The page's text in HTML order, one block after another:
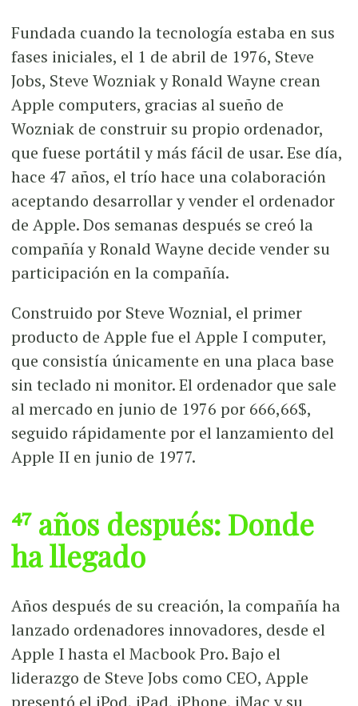
Fundada cuando la tecnología estaba en sus
fases iniciales, el 1 de abril de 1976, Steve
Jobs, Steve Wozniak y Ronald Wayne crean
Apple computers, gracias al sueño de
Wozniak de construir su propio ordenador,
que fuese portátil y más fácil de usar. Ese día,
hace 47 años, el trío hace una colaboración
aceptando desarrollar y vender el ordenador
de Apple. Dos semanas después se creó la
compañía y Ronald Wayne decide vender su
participación en la compañía.
Construido por Steve Woznial, el primer
producto de Apple fue el Apple I computer,
que consistía únicamente en una placa base
sin teclado ni monitor. El ordenador que sale
al mercado en junio de 1976 por 666,66$,
seguido rápidamente por el lanzamiento del
Apple II en junio de 1977.
47 años después: Donde
ha llegado
Años después de su creación, la compañía ha
lanzado ordenadores innovadores, desde el
Apple I hasta el Macbook Pro. Bajo el
liderazgo de Steve Jobs como CEO, Apple
presentó el iPod, iPad, iPhone, iMac y su